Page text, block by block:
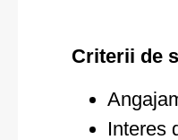
Criterii de
Interes